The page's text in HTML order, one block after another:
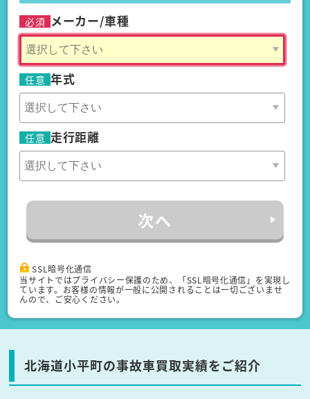
必須 メーカー/車種
任意 年式
任意 走行距離
次へ
SSL暗号化通信
当サイトではプライバシー保護のため、「SSL暗号化通信」を実現し
ています。お客様の情報が一般に公開されることは一切ございませ
んので、ご安心ください。
北海道小平町の事故車買取実績をご紹介